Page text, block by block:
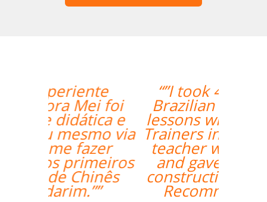
“”I took 40 hours of
Brazilian Portuguese
lessons with Language
Trainers in Manaus. My
teacher was a delight
and gave me lots of
constructive feedback.
Recommended. ””